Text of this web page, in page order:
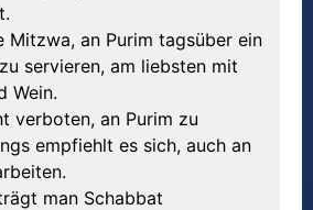
an Purim tagsüber ein
servieren, am liebsten mit
Wein.
an Purim zu
empfiehlt es sich, auch an
man Schabbat